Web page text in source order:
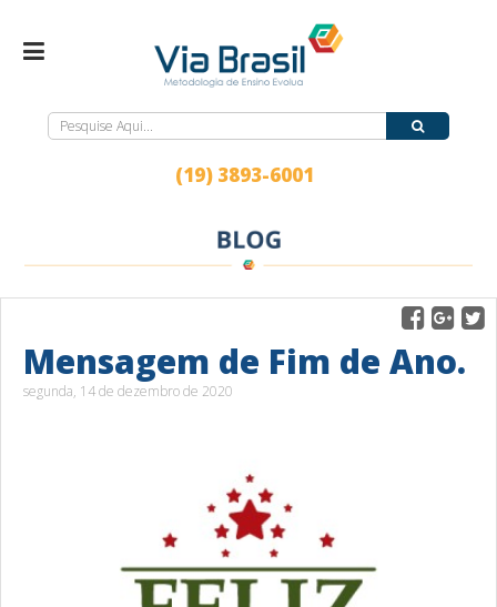
(19) 3893-6001
Mensagem de Fim de Ano.
segunda, 14 de dezembro de 2020